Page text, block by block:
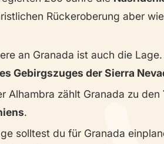
Rückeroberung aber
an Granada ist auch die
Gebirgszuges der Sierra
Alhambra zählt Granada zu den
.
solltest du für Granada